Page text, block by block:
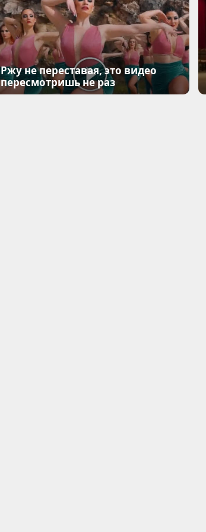
Ржу не переставая, это видео
пересмотришь не раз